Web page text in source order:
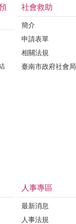
社會救助
簡介
申請表單
相關法規
臺南市政府社會局
人事專區
最新消息
人事法規